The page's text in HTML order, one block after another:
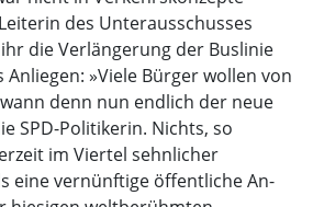
des Unterausschusses
die Verlängerung der Buslinie
»Viele Bürger wollen von
denn nun endlich der neue
SPD-Politikerin. Nichts, so
im Viertel sehnlicher
eine vernünftige öffentliche An-